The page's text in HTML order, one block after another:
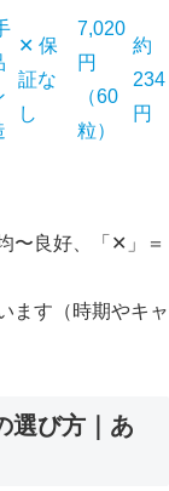
✕ 保
証な
し
7,020
円
（60
粒）
約
234
円
〜良好、「✕」＝
ます（時期やキャ
選び方｜あ